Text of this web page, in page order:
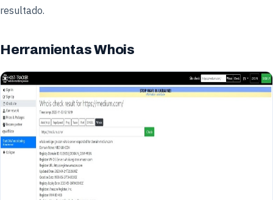
resultado.
Herramientas Whois